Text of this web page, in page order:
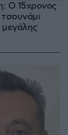
Ο 15χρονος
μεγάλης